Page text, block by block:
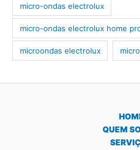
micro-ondas electrolux
micro-ondas electrolux home
microondas electrolux
QUEM